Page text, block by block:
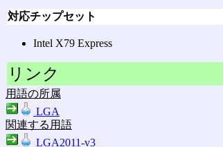
対応チップセット
Intel X79 Express
リンク
用語の所属
LGA
関連する用語
LGA2011-v3